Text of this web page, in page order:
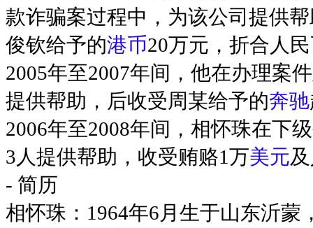
款诈骗案过程中，为该公司提供
俊钦给予的港币20万元，折合人
2005年至2007年间，他在办理案
提供帮助，后收受周某给予的奔驰
2006年至2008年间，相怀珠在下
3人提供帮助，收受贿赂1万美元
- 简历
相怀珠：1964年6月生于山东沂蒙